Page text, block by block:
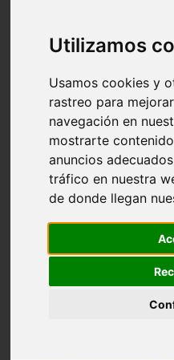
Utilizamos
Usamos cookies y
rastreo para
navegación en
mostrarte
anuncios
tráfico en nuestra
de donde llegan
Valencia - valencia
Málaga - nerja
A-coruña - santiago-de-
Tarragona - tarragona
Asturias - gijón
Girona - figueres
Madrid - leganés
Almería - roquetas-de-mar
Girona - tossa-de-mar
Barcelona - sant-cugat-del-
Alicante - l39alfàs-del-pi
Barcelona - vilanova-i-la-
Illes-balears - alcúdia
Illes-balears - sant-antoni-